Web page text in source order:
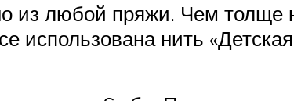
из любой пряжи. Чем толще
использована нить